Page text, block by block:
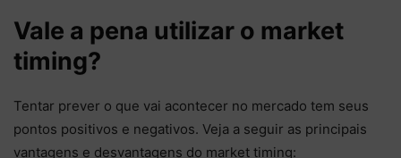
Vale a pena utilizar o market
timing?
Tentar prever o que vai acontecer no mercado tem seus
pontos positivos e negativos. Veja a seguir as principais
vantagens e desvantagens do market timing: